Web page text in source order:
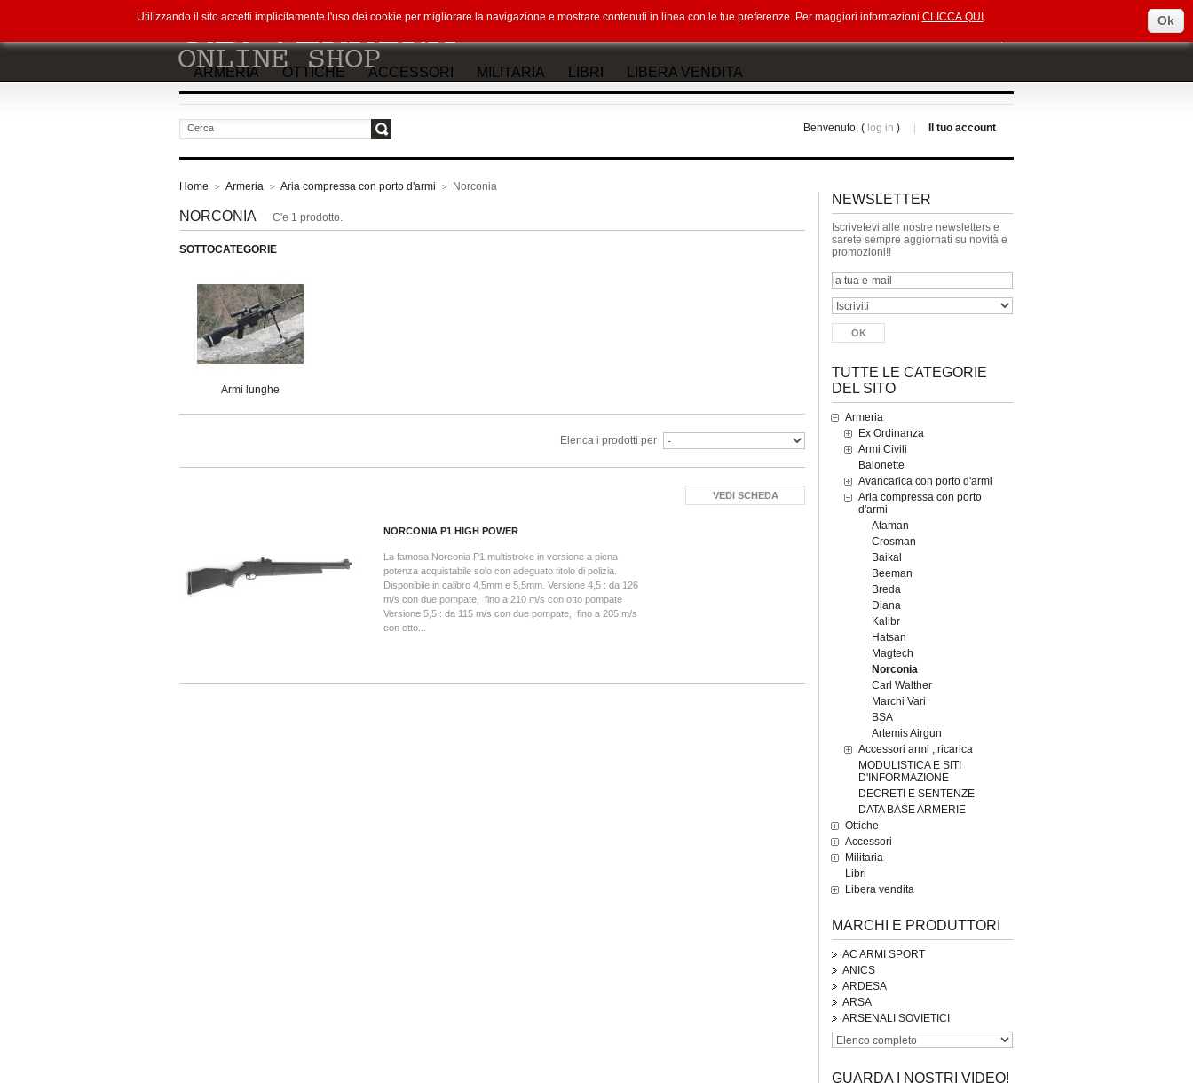
ARMERIA OTTICHE ACCESSORI MILITARIA LIBRI LIBERA VENDITA
Il tuo account
Benvenuto, ( log in )
Home > Armeria > Aria compressa con porto d'armi > Norconia
NORCONIA C'e 1 prodotto.
SOTTOCATEGORIE
Armi lunghe
Elenca i prodotti per
NORCONIA P1 HIGH POWER
La famosa Norconia P1 multistroke in versione a piena
potenza acquistabile solo con adeguato titolo di polizia.
Disponibile in calibro 4,5mm e 5,5mm. Versione 4,5 : da 126
m/s con due pompate, fino a 210 m/s con otto pompate
Versione 5,5 : da 115 m/s con due pompate, fino a 205 m/s
con otto...
VEDI SCHEDA
NEWSLETTER
Iscrivetevi alle nostre newsletters e
sarete sempre aggiornati su novità e
promozioni!!
TUTTE LE CATEGORIE
DEL SITO
Armeria
Ex Ordinanza
Armi Civili
Baionette
Avancarica con porto d'armi
Aria compressa con porto
d'armi
Ataman
Crosman
Baikal
Beeman
Breda
Diana
Kalibr
Hatsan
Magtech
Norconia
Carl Walther
Marchi Vari
BSA
Artemis Airgun
Accessori armi , ricarica
MODULISTICA E SITI
D'INFORMAZIONE
DECRETI E SENTENZE
DATA BASE ARMERIE
Ottiche
Accessori
Militaria
Libri
Libera vendita
MARCHI E PRODUTTORI
AC ARMI SPORT
ANICS
ARDESA
ARSA
ARSENALI SOVIETICI
GUARDA I NOSTRI VIDEO!
Utilizzando il sito accetti implicitamente l'uso dei cookie per migliorare la navigazione e mostrare contenuti in linea con le tue preferenze. Per maggiori informazioni CLICCA QUI . Ok